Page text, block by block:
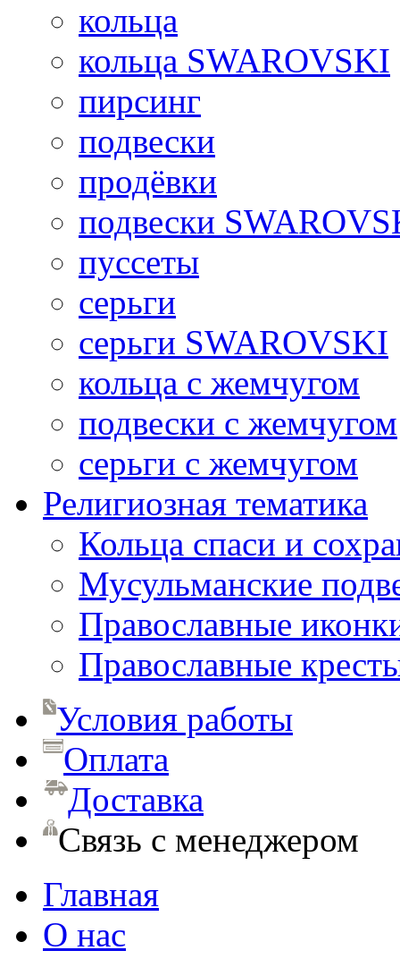
кольца
кольца SWAROVSKI
пирсинг
подвески
продёвки
подвески
пуссеты
серьги
серьги SWAROVSKI
кольца с жемчугом
подвески с жемчугом
серьги с жемчугом
Религиозная тематика
Кольца спаси и
Мусульманские
Православные
Православные
Условия работы
Оплата
Доставка
Связь с менеджером
Главная
О нас